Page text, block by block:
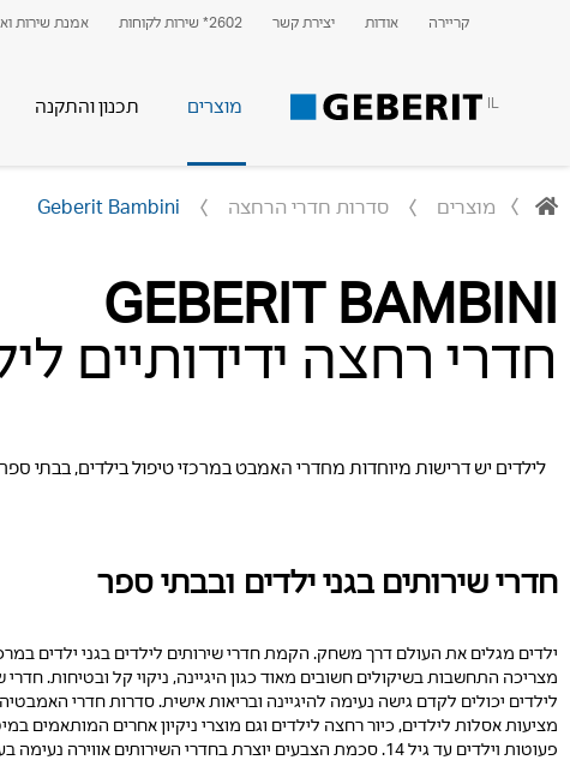
קריירה אודות יצירת קשר 2602* שירות לקוחות אמנת שירות
IL מוצרים תכנון והתקנה
מוצרים סדרות חדרי הרחצה
GEBERIT BAMBINI
חדרי רחצה ידידותיים
לילדים יש דרישות מיוחדות מחדרי האמבט במרכזי טיפול בילדים, בבתי
חדרי שירותים בגני ילדים ובבתי ספר
ילדים מגלים את העולם דרך משחק. הקמת חדרי שירותים לילדים בגני ילדים
מצריכה התחשבות בשיקולים חשובים מאוד כגון היגיינה, ניקוי קל ובטיחות.
מציעות אסלות לילדים, כיור רחצה לילדים וגם מוצרי ניקיון אחרים המותאמים
פעוטות וילדים עד גיל 14. סכמת הצבעים יוצרת בחדרי השירותים אווירה